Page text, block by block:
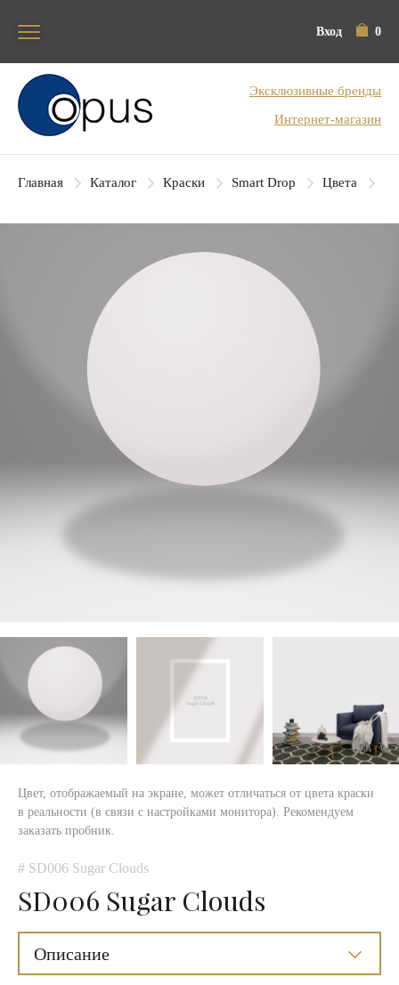
Вход 0
Блок поиска
Эксклюзивные бренды
Интернет-магазин
Главная Каталог Краски Smart Drop Цвета
Цвет, отображаемый на экране, может отличаться от цвета краски
в реальности (в связи с настройками монитора). Рекомендуем
заказать пробник.
# SD006 Sugar Clouds
SD006 Sugar Clouds
Описание